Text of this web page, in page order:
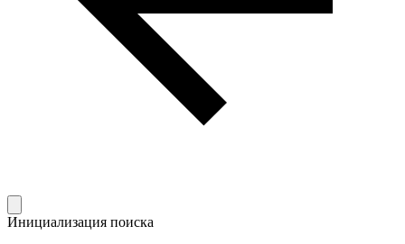
Инициализация поиска